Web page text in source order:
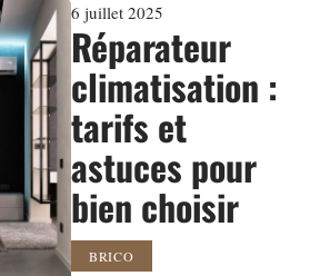
6 juillet 2025
Réparateur
climatisation :
tarifs et
astuces pour
bien choisir
BRICO